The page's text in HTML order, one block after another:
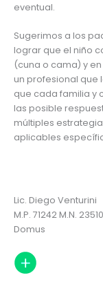
eventual.
Sugerimos a los
lograr que el niño
(cuna o cama) y
un profesional que
que cada familia y
las posible
múltiples
aplicables
Lic. Diego Venturini
M.P. 71242 M.N.
Domus